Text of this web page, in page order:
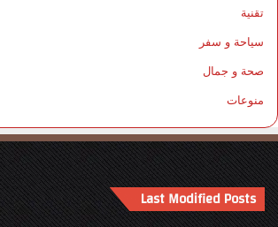
تقنية
سياحة و سفر
صحة و جمال
منوعات
Last Modified Posts